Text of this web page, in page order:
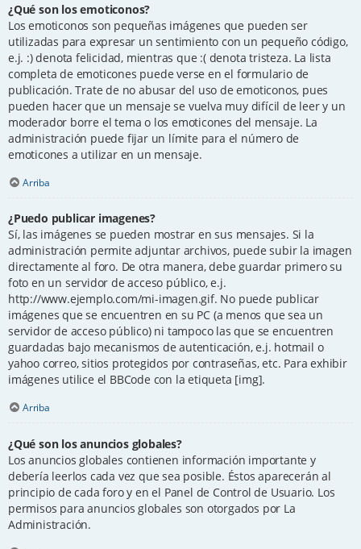
¿Qué son los emoticonos?
Los emoticonos son pequeñas imágenes que pueden ser
utilizadas para expresar un sentimiento con un pequeño código,
e.j. :) denota felicidad, mientras que :( denota tristeza. La lista
completa de emoticones puede verse en el formulario de
publicación. Trate de no abusar del uso de emoticonos, pues
pueden hacer que un mensaje se vuelva muy difícil de leer y un
moderador borre el tema o los emoticones del mensaje. La
administración puede fijar un límite para el número de
emoticones a utilizar en un mensaje.
Arriba
¿Puedo publicar imagenes?
Sí, las imágenes se pueden mostrar en sus mensajes. Si la
administración permite adjuntar archivos, puede subir la imagen
directamente al foro. De otra manera, debe guardar primero su
foto en un servidor de acceso público, e.j.
http://www.ejemplo.com/mi-imagen.gif. No puede publicar
imágenes que se encuentren en su PC (a menos que sea un
servidor de acceso público) ni tampoco las que se encuentren
guardadas bajo mecanismos de autenticación, e.j. hotmail o
yahoo correo, sitios protegidos por contraseñas, etc. Para exhibir
imágenes utilice el BBCode con la etiqueta [img].
Arriba
¿Qué son los anuncios globales?
Los anuncios globales contienen información importante y
debería leerlos cada vez que sea posible. Éstos aparecerán al
principio de cada foro y en el Panel de Control de Usuario. Los
permisos para anuncios globales son otorgados por La
Administración.